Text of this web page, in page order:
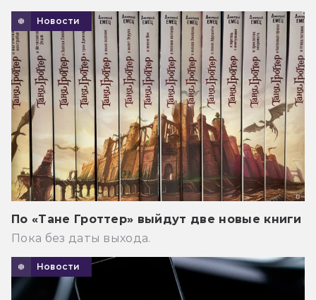
Новости
По «Тане Гроттер» выйдут две новые книги
Пока без даты выхода.
Новости